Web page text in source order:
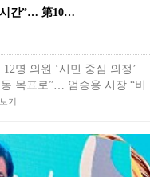
시간”… 第10…
명 의원 ‘시민 중심 의정’
목표로”… 엄승용 시장 “비
기